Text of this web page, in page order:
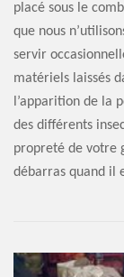
placé sous le
que nous
servir
matériels laissés
l’apparition de la
des différents
propreté de votre
débarras quand il